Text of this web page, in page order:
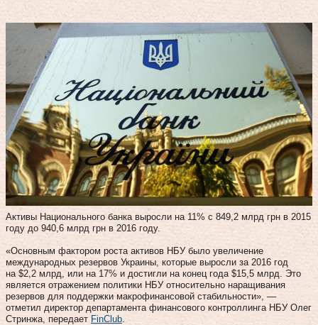
Активы Национального банка выросли на 11% с 849,2 млрд грн в 2015
году до 940,6 млрд грн в 2016 году.
«Основным фактором роста активов НБУ было увеличение
международных резервов Украины, которые выросли за 2016 год
на $2,2 млрд, или на 17% и достигли на конец года $15,5 млрд. Это
является отражением политики НБУ относительно наращивания
резервов для поддержки макрофинансовой стабильности», —
отметил директор департамента финансового контроллинга НБУ Олег
Стринжа, передает FinClub